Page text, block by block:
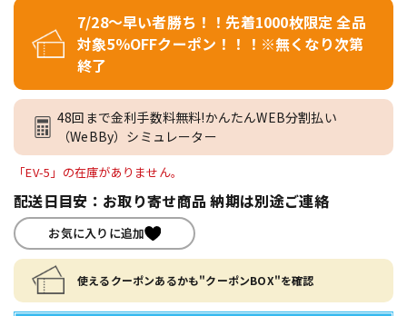
7/28～早い者勝ち！！先着1000枚限定 全品
対象5％OFFクーポン！！！※無くなり次第
終了
48回まで金利手数料無料!かんたんWEB分割払い
（WeBBy）シミュレーター
「EV-5」の在庫がありません。
配送日目安：お取り寄せ商品 納期は別途ご連絡
お気に入りに追加
使えるクーポンあるかも"クーポンBOX"を確認